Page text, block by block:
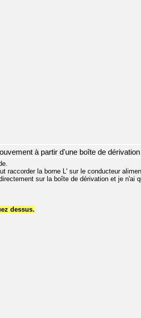
à partir d'une boîte de dérivation
raccorder la borne L' sur le conducteur
sur la boîte de dérivation et je n'ai
dessus.